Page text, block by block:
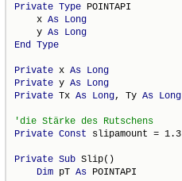
Private Type POINTAPI
    x
As Long
    y
As Long
End Type
Private x As Long
Private y As Long
Private Tx As Long, Ty As Long
Private Const slipamount = 1.3
Private Sub Slip()
Dim pT As POINTAPI